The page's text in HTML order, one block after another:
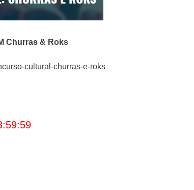
Churras & Roks
cultural-churras-e-roks